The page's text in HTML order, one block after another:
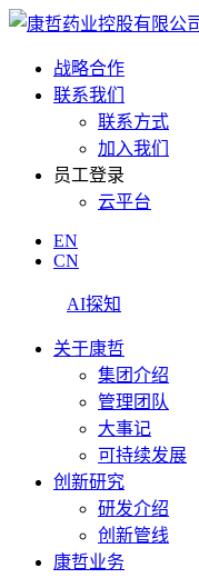
战略合作
联系我们
联系方式
加入我们
员工登录
云平台
EN
CN
AI探知
关于康哲
集团介绍
管理团队
大事记
可持续发展
创新研究
研发介绍
创新管线
康哲业务